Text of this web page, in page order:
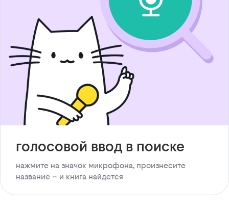
голосовой ввод в поиске
нажмите на значок микрофона, произнесите
название – и книга найдется